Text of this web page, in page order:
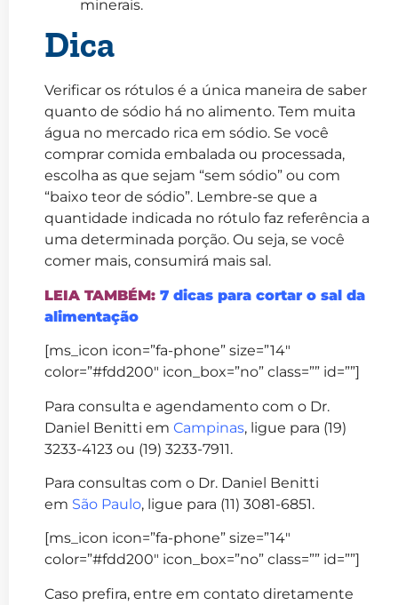
minerais.
Dica
Verificar os rótulos é a única maneira de saber
quanto de sódio há no alimento. Tem muita
água no mercado rica em sódio. Se você
comprar comida embalada ou processada,
escolha as que sejam “sem sódio” ou com
“baixo teor de sódio”. Lembre-se que a
quantidade indicada no rótulo faz referência a
uma determinada porção. Ou seja, se você
comer mais, consumirá mais sal.
LEIA TAMBÉM: 7 dicas para cortar o sal da
alimentação
[ms_icon icon=”fa-phone” size=”14″
color=”#fdd200″ icon_box=”no” class=”” id=””]
Para consulta e agendamento com o Dr.
Daniel Benitti em Campinas, ligue para (19)
3233-4123 ou (19) 3233-7911.
Para consultas com o Dr. Daniel Benitti
em São Paulo, ligue para (11) 3081-6851.
[ms_icon icon=”fa-phone” size=”14″
color=”#fdd200″ icon_box=”no” class=”” id=””]
Caso prefira, entre em contato diretamente